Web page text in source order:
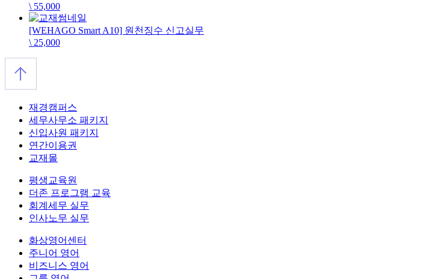
\ 55,000
[WEHAGO Smart A10] 원천징수 신고실무
\ 25,000
재경캠퍼스
세무사무소 패키지
신입사원 패키지
연간이용권
교재몰
평생교육원
더존 프로그램 교육
회계세무 실무
인사노무 실무
화상영어센터
주니어 영어
비즈니스 영어